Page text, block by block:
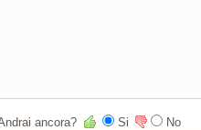
ancora? Si No